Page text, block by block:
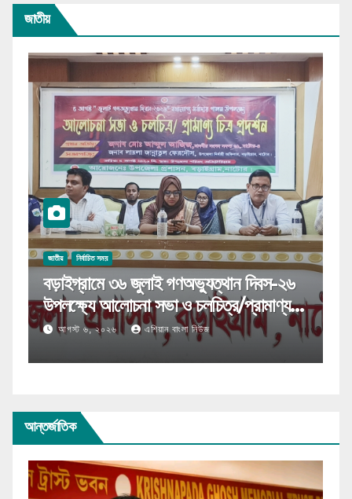
জাতীয়
জাতীয়
জুলাই গণঅভ্যুত্থান দিবস-২০২৬ উপলক্ষে
দেবীগঞ্জে আলোচনা সভা ও পুরস্কার বিতরণ
আগস্ট ৬, ২০২৬ এশিয়ান বাংলা নিউজ
আন্তর্জাতিক